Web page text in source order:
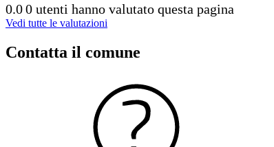
0.00 utenti hanno valutato questa pagina
Vedi tutte le valutazioni
Contatta il comune